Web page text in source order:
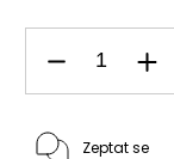
Zeptat se